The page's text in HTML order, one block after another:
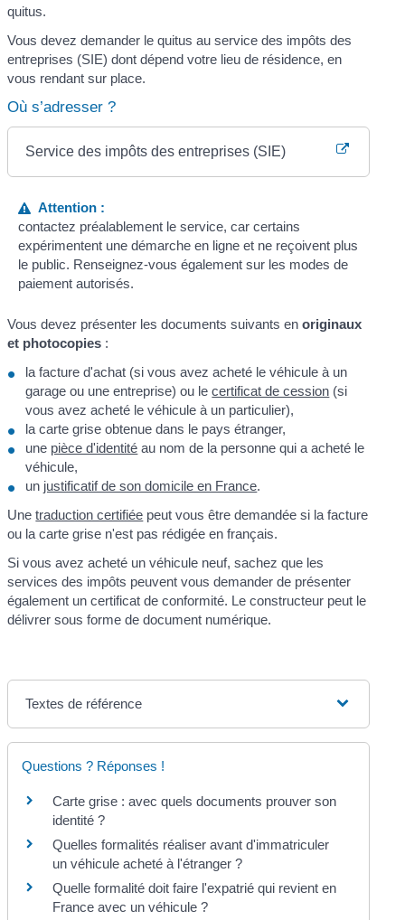
quitus.
Vous devez demander le quitus au service des impôts des
entreprises (SIE) dont dépend votre lieu de résidence, en
vous rendant sur place.
Où s’adresser ?
Service des impôts des entreprises (SIE)
Attention :
contactez préalablement le service, car certains
expérimentent une démarche en ligne et ne reçoivent plus
le public. Renseignez-vous également sur les modes de
paiement autorisés.
Vous devez présenter les documents suivants enoriginaux
et photocopies :
la facture d'achat (si vous avez acheté le véhicule à un
garage ou une entreprise) ou lecertificat de cession (si
vous avez acheté le véhicule à un particulier),
la carte grise obtenue dans le pays étranger,
une pièce d'identité au nom de la personne qui a acheté le
véhicule,
un justificatif de son domicile en France.
Unetraduction certifiée peut vous être demandée si la facture
ou la carte grise n'est pas rédigée en français.
Si vous avez acheté un véhicule neuf, sachez que les
services des impôts peuvent vous demander de présenter
également un certificat de conformité. Le constructeur peut le
délivrer sous forme de document numérique.
Textes de référence
Questions ? Réponses !
Carte grise : avec quels documents prouver son
identité ?
Quelles formalités réaliser avant d'immatriculer
un véhicule acheté à l'étranger ?
Quelle formalité doit faire l'expatrié qui revient en
France avec un véhicule ?